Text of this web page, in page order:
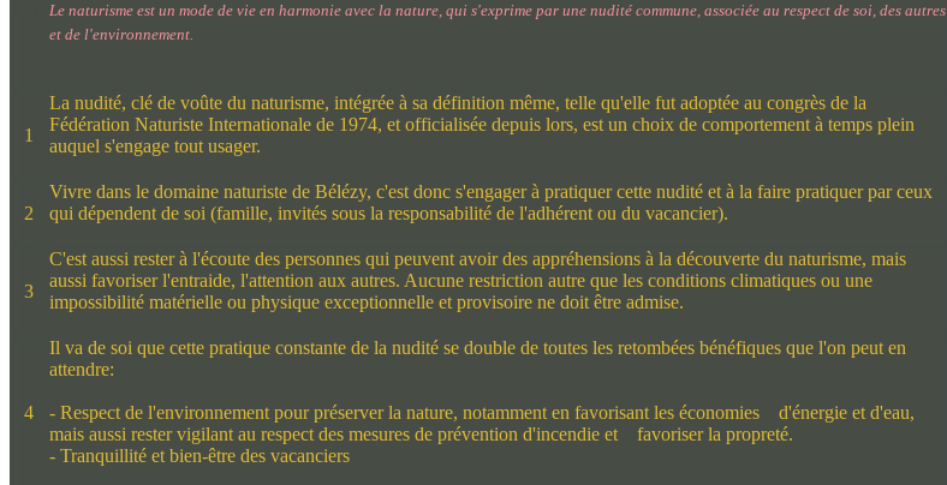
Le naturisme est un mode de vie en harmonie avec la nature, qui s'exprime par une nudité commune, associée au respect de soi, des autres
et de l'environnement.
1
La nudité, clé de voûte du naturisme, intégrée à sa définition même, telle qu'elle fut adoptée au congrès de la
Fédération Naturiste Internationale de 1974, et officialisée depuis lors, est un choix de comportement à temps plein
auquel s'engage tout usager.
2
Vivre dans le domaine naturiste de Bélézy, c'est donc s'engager à pratiquer cette nudité et à la faire pratiquer par ceux
qui dépendent de soi (famille, invités sous la responsabilité de l'adhérent ou du vacancier).
3
C'est aussi rester à l'écoute des personnes qui peuvent avoir des appréhensions à la découverte du naturisme, mais
aussi favoriser l'entraide, l'attention aux autres. Aucune restriction autre que les conditions climatiques ou une
impossibilité matérielle ou physique exceptionnelle et provisoire ne doit être admise.
4
Il va de soi que cette pratique constante de la nudité se double de toutes les retombées bénéfiques que l'on peut en
attendre:
- Respect de l'environnement pour préserver la nature, notamment en favorisant les économies
d'énergie et d'eau,
mais aussi rester vigilant au respect des mesures de prévention d'incendie et
favoriser la propreté.
- Tranquillité et bien-être des vacanciers